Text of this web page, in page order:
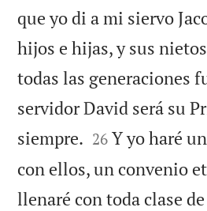
que yo di a mi siervo
hijos e hijas, y sus
todas las generaciones
servidor David será su
siempre. 

26 Y yo haré
con ellos, un convenio
llenaré con toda clase